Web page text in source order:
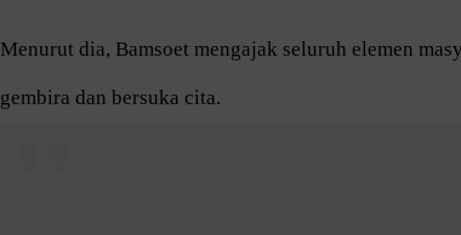
Menurut dia, Bamsoet mengajak seluruh elemen
gembira dan bersuka cita.